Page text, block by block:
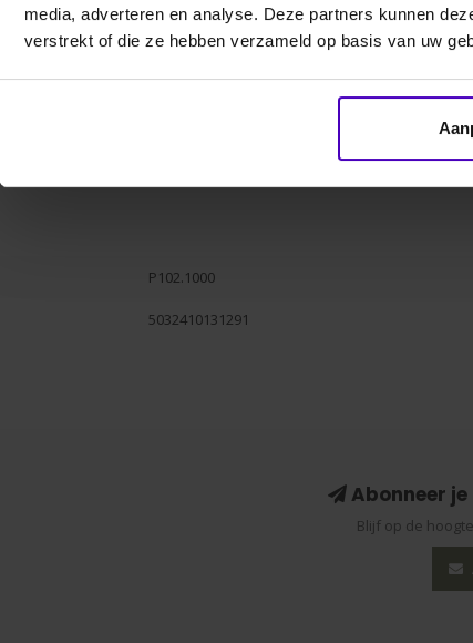
media, adverteren en analyse. Deze partners kunnen
verstrekt of die ze hebben verzameld op basis van uw
hele systeem. Het grootste orgaan in het lichaam, de dermis
algemene gezondheid. Slechte hoeven en vacht kunnen wijzen op
de algemene gezondheid van het paard, wat zich zal
hoeven. Hoeven zijn ook gevoelig voor milieu-invloeden,
weilanden en/of absorberende, indrogende grond.
P102.1000
5032410131291
Abonneer je
Blijf op de